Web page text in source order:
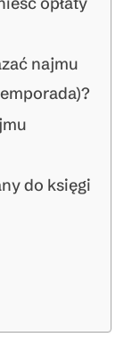
najmu
do księgi